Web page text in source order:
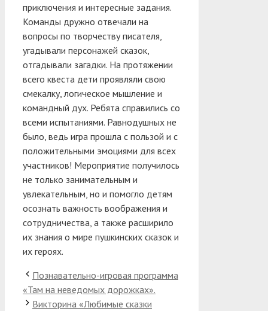
приключения и интересные задания.
Команды дружно отвечали на
вопросы по творчеству писателя,
угадывали персонажей сказок,
отгадывали загадки. На протяжении
всего квеста дети проявляли свою
смекалку, логическое мышление и
командный дух. Ребята справились со
всеми испытаниями. Равнодушных не
было, ведь игра прошла с пользой и с
положительными эмоциями для всех
участников! Мероприятие получилось
не только занимательным и
увлекательным, но и помогло детям
осознать важность воображения и
сотрудничества, а также расширило
их знания о мире пушкинских сказок и
их героях.
Познавательно-игровая программа
«Там на неведомых дорожках».
Викторина «Любимые сказки